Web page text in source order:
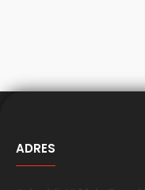
ADRES